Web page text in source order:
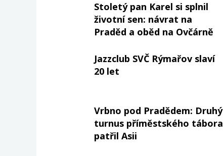
Stoletý pan Karel si splnil
životní sen: návrat na
Praděd a oběd na Ovčárně
Jazzclub SVČ Rýmařov slaví
20 let
Vrbno pod Pradědem: Druhý
turnus příměstského tábora
patřil Asii